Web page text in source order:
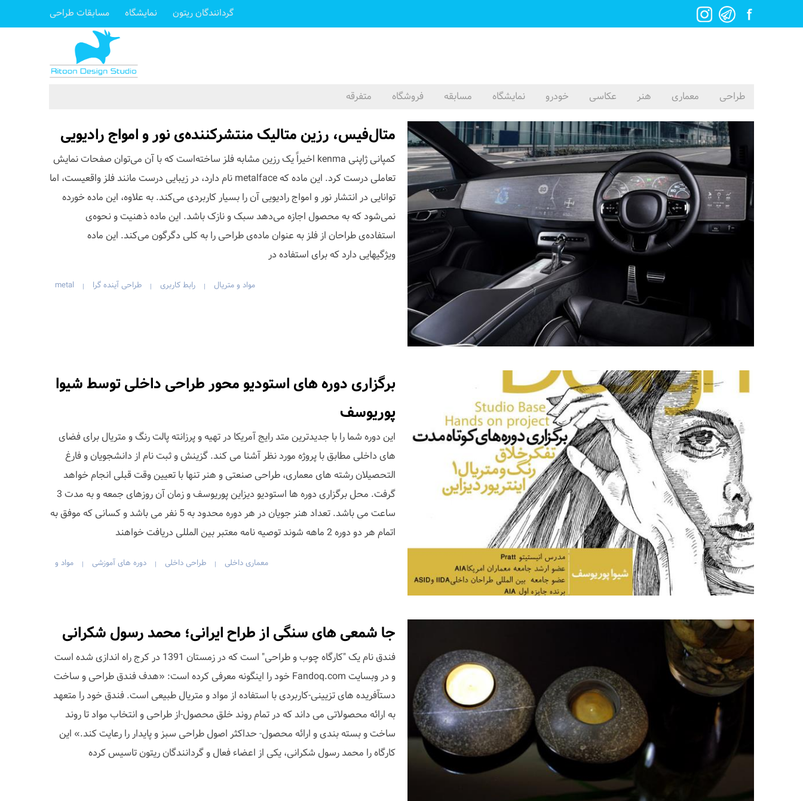
گردانندگان ریتون نمایشگاه مسابقات طراحی
طراحی معماری هنر عکاسی خودرو نمایشگاه مسابقه فروشگاه متفرقه
متال‌فیس، رزین متالیک منتشرکننده‌ی نور و امواج رادیویی
کمپانی ژاپنی kenma اخیراً یک رزین مشابه فلز ساخته‌است که با آن می‌توان صفحات نمایش
تعاملی درست کرد. این ماده که metalface نام دارد، در زیبایی درست مانند فلز واقعیست، اما
توانایی در انتشار نور و امواج رادیویی آن را بسیار کاربردی می‌کند. به علاوه، این ماده خورده
نمی‌شود که به محصول اجازه می‌دهد سبک و نازک باشد. این ماده ذهنیت و نحوه‌ی
استفاده‌ی طراحان از فلز به عنوان ماده‌ی طراحی را به کلی دگرگون می‌کند. این ماده
ویژگیهایی دارد که برای استفاده در
مواد و متریال | رابط کاربری | طراحی آینده گرا |
metal
برگزاری دوره های استودیو محور طراحی داخلی توسط شیوا
پوریوسف
این دوره شما را با جدیدترین متد رایج آمریکا در تهیه و پرزانته پالت رنگ و متریال براى فضاى
های داخلى مطابق با پروژه مورد نظر آشنا می کند. گزینش و ثبت نام از دانشجویان و فارغ
التحصیلان رشته هاى معمارى، طراحى صنعتى و هنر تنها با تعیین وقت قبلى انجام خواهد
گرفت. محل برگزارى دوره ها استودیو دیزاین پوریوسف و زمان آن روزهاى جمعه و به مدت 3
ساعت می باشد. تعداد هنر جویان در هر دوره محدود به 5 نفر مى باشد و کسانى که موفق به
اتمام هر دو دوره 2 ماهه شوند توصیه نامه معتبر بین المللى دریافت خواهند
معماری داخلی | طراحی داخلی | دوره های آموزشی | مواد و
جا شمعی های سنگی از طراح ایرانی؛ محمد رسول شکرانی
فندق نام یک "کارگاه چوب و طراحی" است که در زمستان 1391 در کرج راه اندازی شده است
و در وبسایت Fandoq.com خود را اینگونه معرفی کرده است: «هدف فندق طراحی و ساخت
دستآفریده های تزیینی-کاربردی با استفاده از مواد و متریال طبیعی است. فندق خود را متعهد
به ارائه محصولاتی می داند که در تمام روند خلق محصول-از طراحی و انتخاب مواد تا روند
ساخت و بسته بندی و ارائه محصول- حداکثر اصول طراحی سبز و پایدار را رعایت کند.» این
کارگاه را محمد رسول شکرانی، یکی از اعضاء فعال و گردانندگان ریتون تاسیس کرده